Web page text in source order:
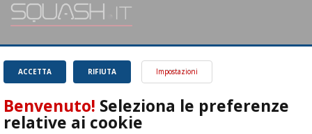
magnifico sport.
Leggi
RIFIUTA
ACCETTA Impostazioni
Benvenuto! Seleziona le preferenze
relative ai cookie